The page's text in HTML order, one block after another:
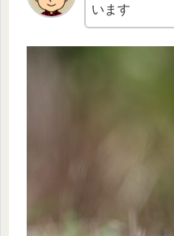
います